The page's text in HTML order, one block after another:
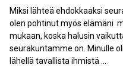
Miksi lähteä ehdokkaaksi
olen pohtinut myös elämäni
mukaan, koska halusin
seurakuntamme on. Minulle
lähellä tavallista ihmistä ...